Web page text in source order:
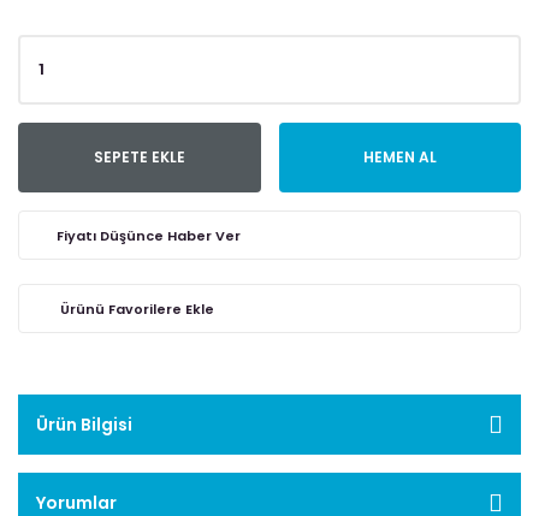
SEPETE EKLE HEMEN AL
Fiyatı Düşünce Haber Ver
Ürün Bilgisi
Yorumlar